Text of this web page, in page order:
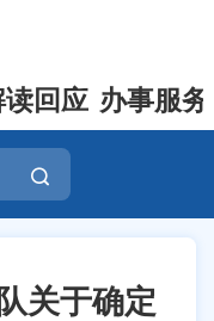
读回应 办事服务
关于确定